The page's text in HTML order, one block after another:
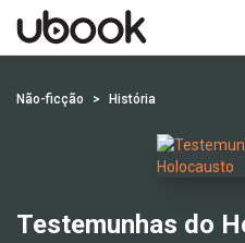
Não-ficção História
Testemunhas do